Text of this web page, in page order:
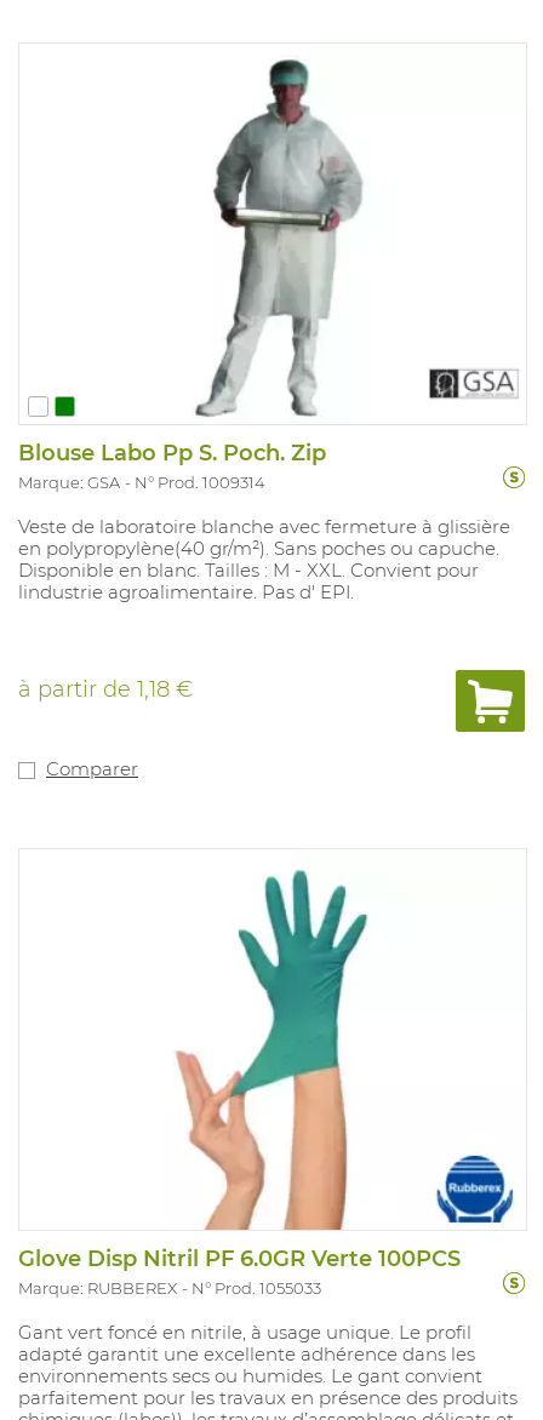
Blouse Labo Pp S. Poch. Zip
Marque: GSA N° Prod. 1009314
Veste de laboratoire blanche avec fermeture à glissière
en polypropylène(40 gr/m²). Sans poches ou capuche.
Disponible en blanc. Tailles : M - XXL. Convient pour
lindustrie agroalimentaire. Pas d' EPI.
à partir de 1,18 €
Comparer
Glove Disp Nitril PF 6.0GR Verte 100PCS
Marque: RUBBEREX N° Prod. 1055033
Gant vert foncé en nitrile, à usage unique. Le profil
adapté garantit une excellente adhérence dans les
environnements secs ou humides. Le gant convient
parfaitement pour les travaux en présence des produits